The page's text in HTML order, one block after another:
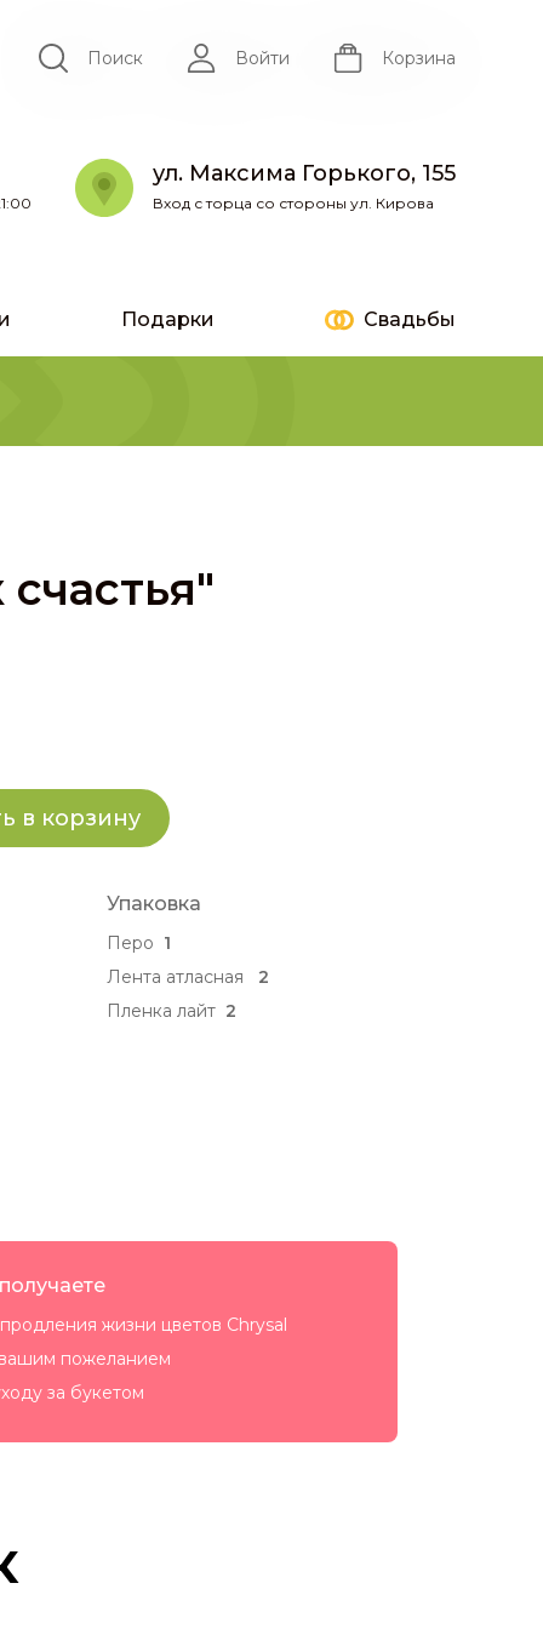
Поиск Войти Корзина
ул. Максима Горького, 155
Вход с торца со стороны ул. Кирова
Подарки Свадьбы
в корзину
Упаковка
Перо 1
Лента атласная
2
Пленка лайт 2
жизни цветов Chrysal
пожеланием
за букетом